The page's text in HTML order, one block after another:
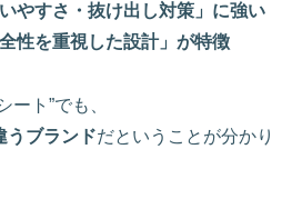
やすさ・抜け出し対策」に強い
性を重視した設計」が特徴
ート”でも、
うブランドだということが分かり